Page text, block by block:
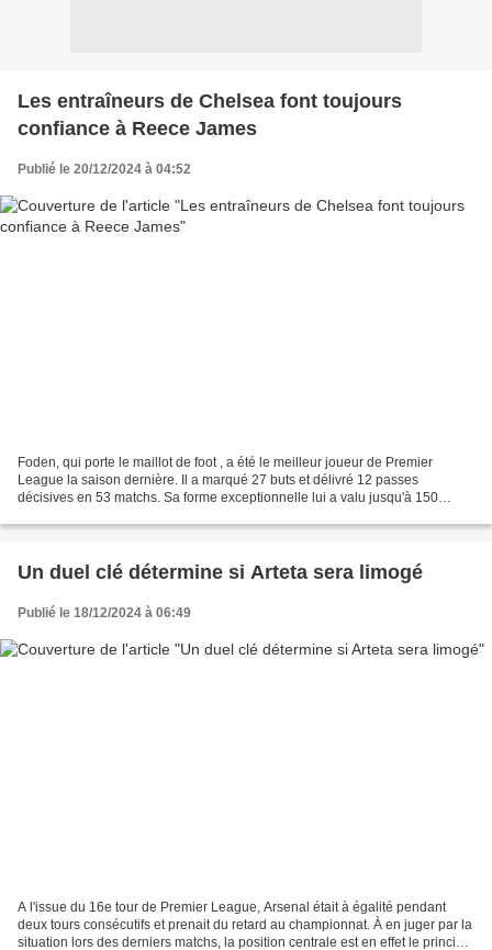
Les entraîneurs de Chelsea font toujours
confiance à Reece James
Publié le 20/12/2024 à 04:52
Foden, qui porte le maillot de foot , a été le meilleur joueur de Premier
League la saison dernière. Il a marqué 27 buts et délivré 12 passes
décisives en 53 matchs. Sa forme exceptionnelle lui a valu jusqu'à 150
Un duel clé détermine si Arteta sera limogé
Publié le 18/12/2024 à 06:49
A l'issue du 16e tour de Premier League, Arsenal était à égalité pendant
deux tours consécutifs et prenait du retard au championnat. À en juger par la
situation lors des derniers matchs, la position centrale est en effet le principal